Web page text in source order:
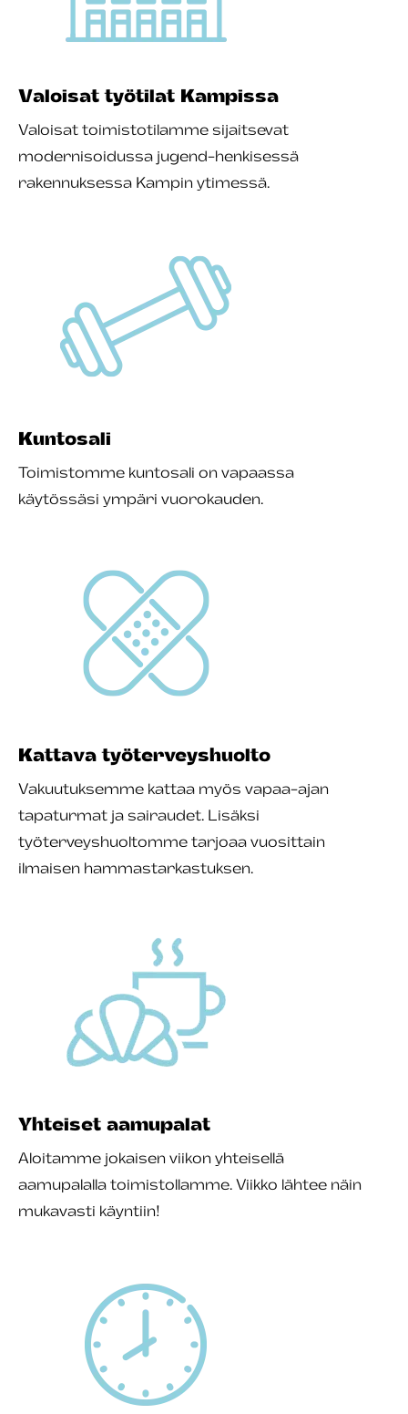
Valoisat työtilat Kampissa
Valoisat toimistotilamme sijaitsevat
modernisoidussa jugend-henkisessä
rakennuksessa Kampin ytimessä.
Kuntosali
Toimistomme kuntosali on vapaassa
käytössäsi ympäri vuorokauden.
Kattava työterveyshuolto
Vakuutuksemme kattaa myös vapaa-ajan
tapaturmat ja sairaudet. Lisäksi
työterveyshuoltomme tarjoaa vuosittain
ilmaisen hammastarkastuksen.
Yhteiset aamupalat
Aloitamme jokaisen viikon yhteisellä
aamupalalla toimistollamme. Viikko lähtee näin
mukavasti käyntiin!